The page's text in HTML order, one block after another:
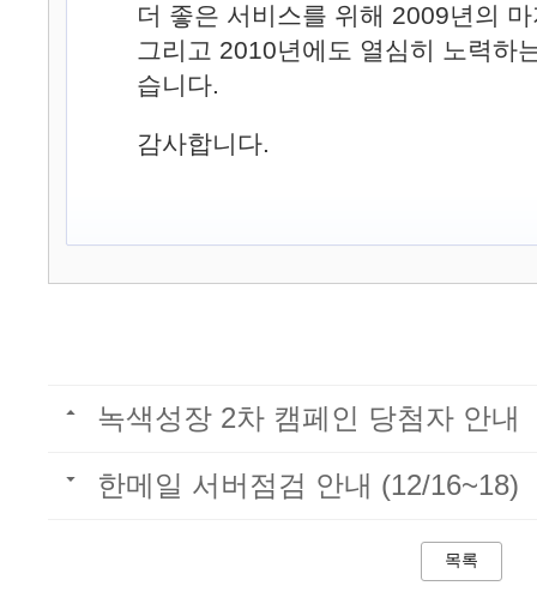
더 좋은 서비스를 위해 2009년의
그리고 2010년에도 열심히 노력하
습니다.
감사합니다.
녹색성장 2차 캠페인 당첨자 안내
한메일 서버점검 안내 (12/16~18)
목록